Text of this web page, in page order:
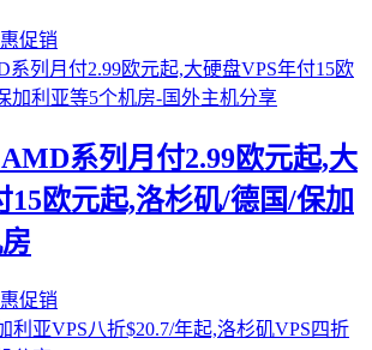
促销
系列月付2.99欧元起,大
15欧元起,洛杉矶/德国/保加
促销